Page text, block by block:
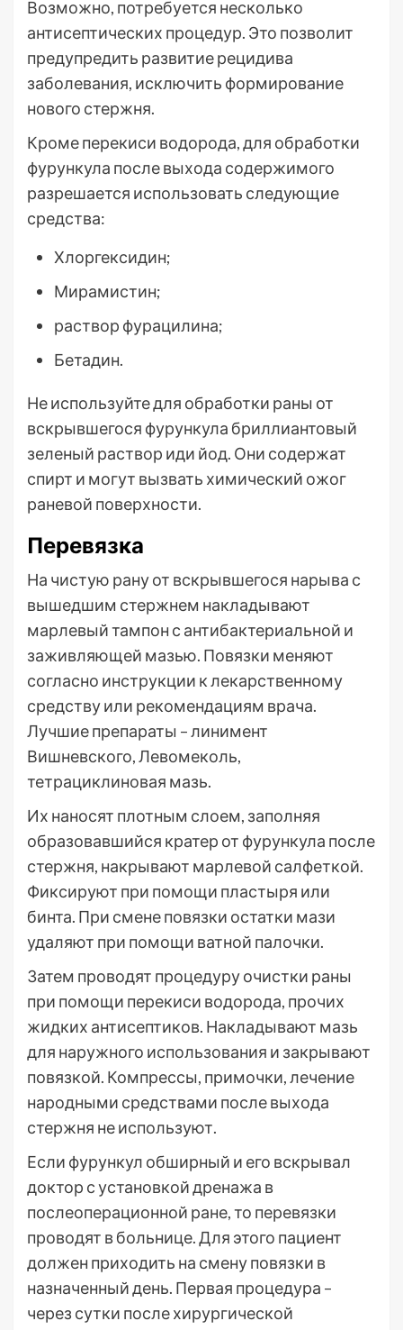
Возможно, потребуется несколько
антисептических процедур. Это позволит
предупредить развитие рецидива
заболевания, исключить формирование
нового стержня.
Кроме перекиси водорода, для обработки
фурункула после выхода содержимого
разрешается использовать следующие
средства:
Хлоргексидин;
Мирамистин;
раствор фурацилина;
Бетадин.
Не используйте для обработки раны от
вскрывшегося фурункула бриллиантовый
зеленый раствор иди йод. Они содержат
спирт и могут вызвать химический ожог
раневой поверхности.
Перевязка
На чистую рану от вскрывшегося нарыва с
вышедшим стержнем накладывают
марлевый тампон с антибактериальной и
заживляющей мазью. Повязки меняют
согласно инструкции к лекарственному
средству или рекомендациям врача.
Лучшие препараты – линимент
Вишневского, Левомеколь,
тетрациклиновая мазь.
Их наносят плотным слоем, заполняя
образовавшийся кратер от фурункула после
стержня, накрывают марлевой салфеткой.
Фиксируют при помощи пластыря или
бинта. При смене повязки остатки мази
удаляют при помощи ватной палочки.
Затем проводят процедуру очистки раны
при помощи перекиси водорода, прочих
жидких антисептиков. Накладывают мазь
для наружного использования и закрывают
повязкой. Компрессы, примочки, лечение
народными средствами после выхода
стержня не используют.
Если фурункул обширный и его вскрывал
доктор с установкой дренажа в
послеоперационной ране, то перевязки
проводят в больнице. Для этого пациент
должен приходить на смену повязки в
назначенный день. Первая процедура –
через сутки после хирургической